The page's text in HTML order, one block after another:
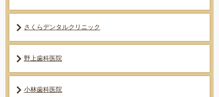
さくらデンタルクリニック
野上歯科医院
小林歯科医院